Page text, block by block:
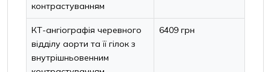
контрастуванням
КТ-ангіографія черевного
відділу аорти та її гілок з
внутрішньовенним
6409 грн